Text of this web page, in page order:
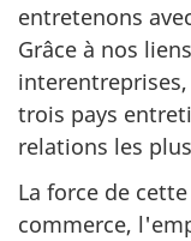
entretenons
Grâce à nos
interentreprises,
trois pays
relations les
La force de
commerce,